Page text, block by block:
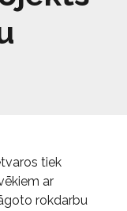
tiek
ar
rokdarbu